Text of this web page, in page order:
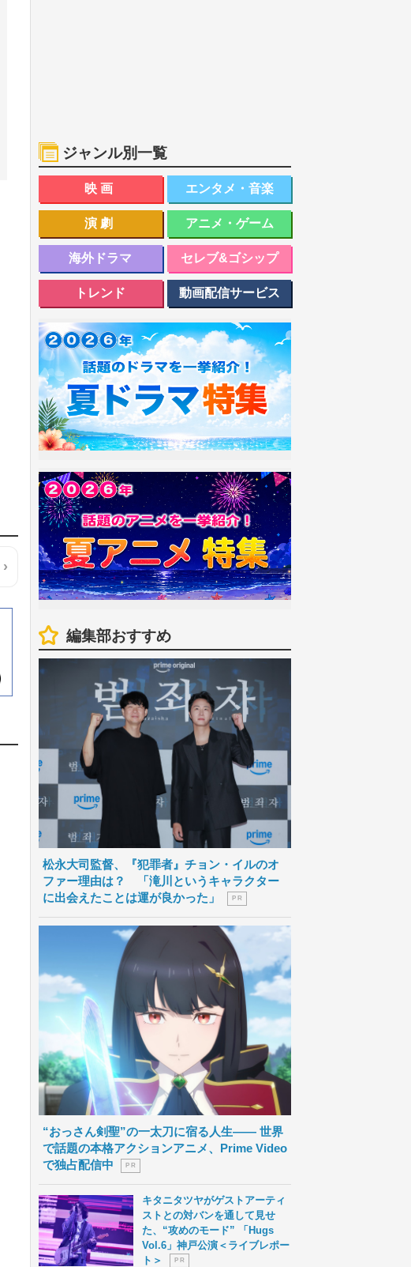
ジャンル別一覧
映画 エンタメ・音楽
演劇 アニメ・ゲーム
海外ドラマ セレブ&ゴシップ
トレンド 動画配信サービス
編集部おすすめ
松永大司監督、『犯罪者』チョン・イルのオ
ファー理由は？ 「滝川というキャラクター
に出会えたことは運が良かった」
P R
“おっさん剣聖”の一太刀に宿る人生―― 世界
で話題の本格アクションアニメ、Prime Video
で独占配信中
P R
キタニタツヤがゲストアーティ
ストとの対バンを通して見せ
た、“攻めのモード” 「Hugs
Vol.6」神戸公演＜ライブレポー
ト＞
P R